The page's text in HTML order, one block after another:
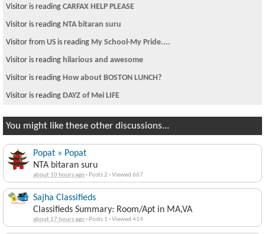
Visitor is reading CARFAX HELP PLEASE
Visitor is reading NTA bitaran suru
Visitor from US is reading My School-My Pride....
Visitor is reading hilarious and awesome
Visitor is reading How about BOSTON LUNCH?
Visitor is reading DAYZ of Mei LIFE
You might like these other discussions...
Popat » Popat
NTA bitaran suru
about 10 hours ago· Posts 2 ·Viewed 667
Sajha Classifieds
Classifieds Summary: Room/Apt in MA,VA
about 17 hours ago· Posts 1 ·Viewed 414